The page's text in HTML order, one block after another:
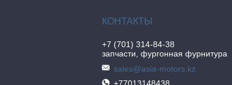
+7 (701) 314-84-38
запчасти, фургонная фурнитура
sales@asia-motors.kz